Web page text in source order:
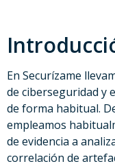
En Securízame
de ciberseguridad y
de forma habitual.
empleamos
de evidencia a
correlación de